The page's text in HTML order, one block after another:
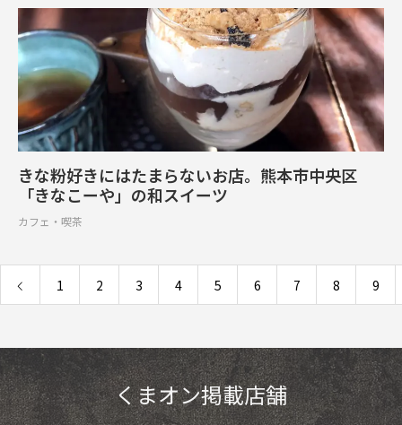
きな粉好きにはたまらないお店。熊本市中央区
「きなこーや」の和スイーツ
カフェ・喫茶
1 2 3 4 5 6 7 8 9
くまオン掲載店舗